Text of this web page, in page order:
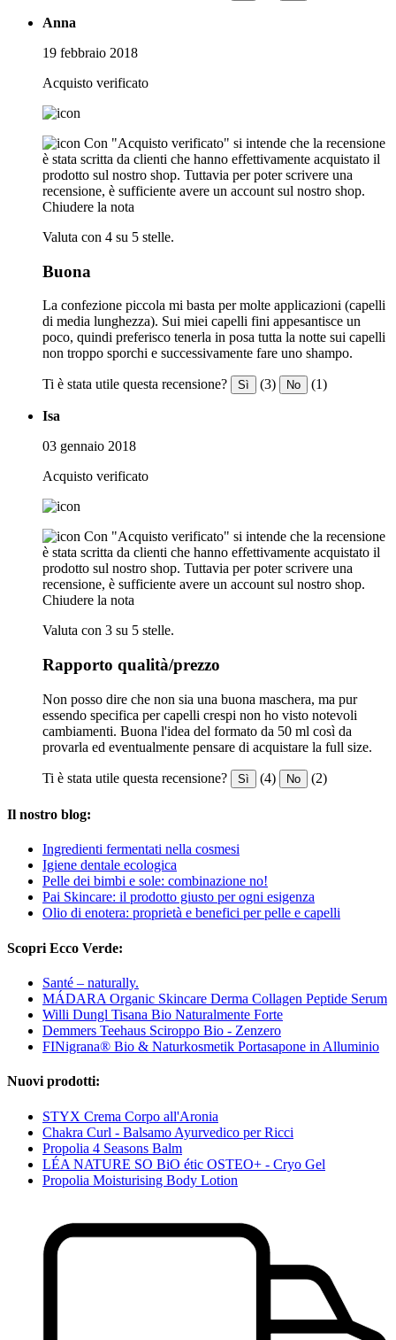
Anna
19 febbraio 2018
Acquisto verificato
Con "Acquisto verificato" si intende che la recensione
è stata scritta da clienti che hanno effettivamente acquistato il
prodotto sul nostro shop. Tuttavia per poter scrivere una
recensione, è sufficiente avere un account sul nostro shop.
Chiudere la nota
Valuta con 4 su 5 stelle.
Buona
La confezione piccola mi basta per molte applicazioni (capelli
di media lunghezza). Sui miei capelli fini appesantisce un
poco, quindi preferisco tenerla in posa tutta la notte sui capelli
non troppo sporchi e successivamente fare uno shampo.
Ti è stata utile questa recensione? Sì (3) No (1)
Isa
03 gennaio 2018
Acquisto verificato
Con "Acquisto verificato" si intende che la recensione
è stata scritta da clienti che hanno effettivamente acquistato il
prodotto sul nostro shop. Tuttavia per poter scrivere una
recensione, è sufficiente avere un account sul nostro shop.
Chiudere la nota
Valuta con 3 su 5 stelle.
Rapporto qualità/prezzo
Non posso dire che non sia una buona maschera, ma pur
essendo specifica per capelli crespi non ho visto notevoli
cambiamenti. Buona l'idea del formato da 50 ml così da
provarla ed eventualmente pensare di acquistare la full size.
Ti è stata utile questa recensione? Sì (4) No (2)
Il nostro blog:
Ingredienti fermentati nella cosmesi
Igiene dentale ecologica
Pelle dei bimbi e sole: combinazione no!
Pai Skincare: il prodotto giusto per ogni esigenza
Olio di enotera: proprietà e benefici per pelle e capelli
Scopri Ecco Verde:
Santé – naturally.
MÁDARA Organic Skincare Derma Collagen Peptide Serum
Willi Dungl Tisana Bio Naturalmente Forte
Demmers Teehaus Sciroppo Bio - Zenzero
FINigrana® Bio & Naturkosmetik Portasapone in Alluminio
Nuovi prodotti:
STYX Crema Corpo all'Aronia
Chakra Curl - Balsamo Ayurvedico per Ricci
Propolia 4 Seasons Balm
LÉA NATURE SO BiO étic OSTEO+ - Cryo Gel
Propolia Moisturising Body Lotion